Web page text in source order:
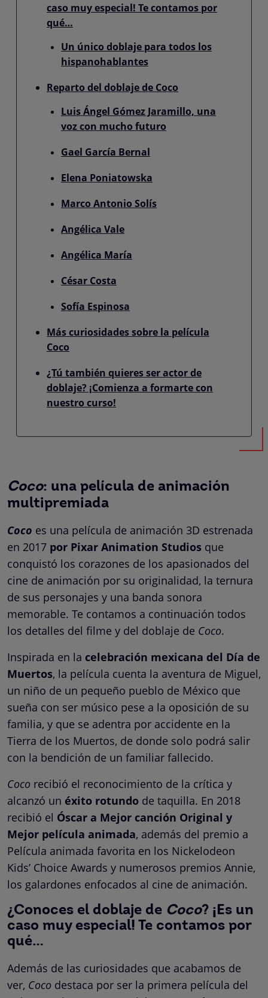
caso muy especial! Te contamos por
qué…
Un único doblaje para todos los
hispanohablantes
Reparto del doblaje de Coco
Luis Ángel Gómez Jaramillo, una
voz con mucho futuro
Gael García Bernal
Elena Poniatowska
Marco Antonio Solís
Angélica Vale
Angélica María
César Costa
Sofía Espinosa
Más curiosidades sobre la película
Coco
¿Tú también quieres ser actor de
doblaje? ¡Comienza a formarte con
nuestro curso!
Coco: una película de animación
multipremiada
Coco es una película de animación 3D estrenada
en 2017 por Pixar Animation Studios que
conquistó los corazones de los apasionados del
cine de animación por su originalidad, la ternura
de sus personajes y una banda sonora
memorable. Te contamos a continuación todos
los detalles del filme y del doblaje de Coco.
Inspirada en la celebración mexicana del Día de
Muertos, la película cuenta la aventura de Miguel,
un niño de un pequeño pueblo de México que
sueña con ser músico pese a la oposición de su
familia, y que se adentra por accidente en la
Tierra de los Muertos, de donde solo podrá salir
con la bendición de un familiar fallecido.
Coco recibió el reconocimiento de la crítica y
alcanzó un éxito rotundo de taquilla. En 2018
recibió el Óscar a Mejor canción Original y
Mejor película animada, además del premio a
Película animada favorita en los Nickelodeon
Kids’ Choice Awards y numerosos premios Annie,
los galardones enfocados al cine de animación.
¿Conoces el doblaje de Coco? ¡Es un
caso muy especial! Te contamos por
qué…
Además de las curiosidades que acabamos de
ver, Coco destaca por ser la primera película del